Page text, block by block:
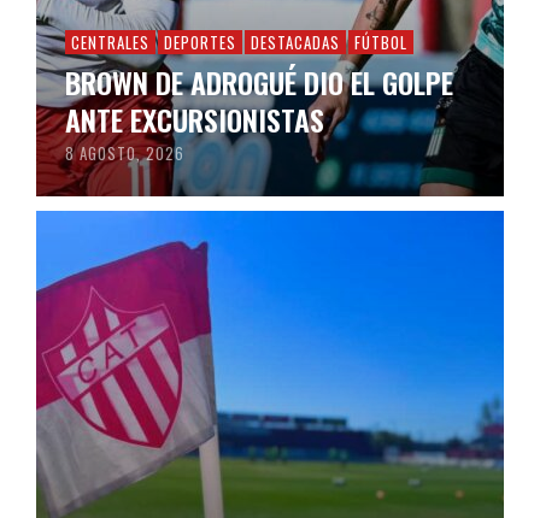
CENTRALES DEPORTES DESTACADAS FÚTBOL
BROWN DE ADROGUÉ DIO EL GOLPE
ANTE EXCURSIONISTAS
8 AGOSTO, 2026